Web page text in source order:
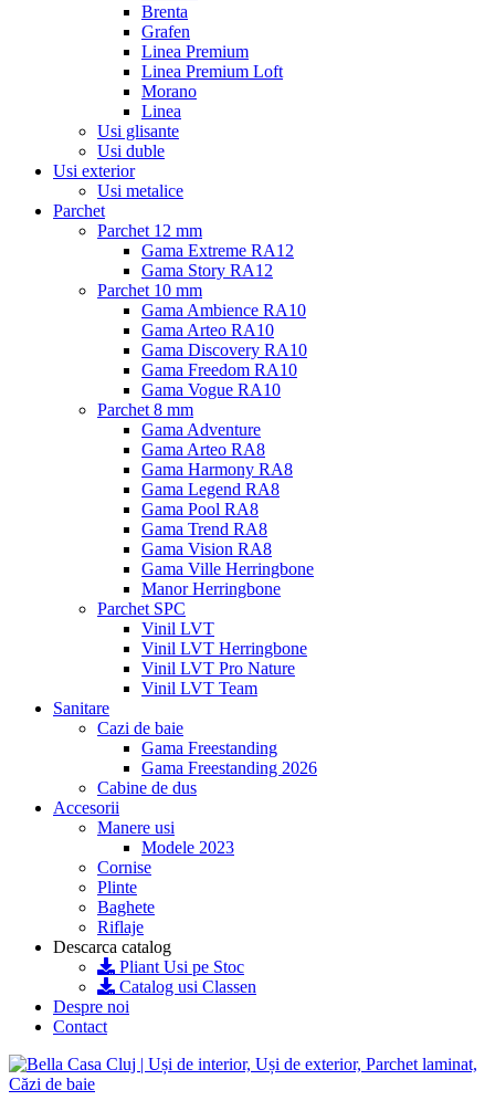
Brenta
Grafen
Linea Premium
Linea Premium Loft
Morano
Linea
Usi glisante
Usi duble
Usi exterior
Usi metalice
Parchet
Parchet 12 mm
Gama Extreme RA12
Gama Story RA12
Parchet 10 mm
Gama Ambience RA10
Gama Arteo RA10
Gama Discovery RA10
Gama Freedom RA10
Gama Vogue RA10
Parchet 8 mm
Gama Adventure
Gama Arteo RA8
Gama Harmony RA8
Gama Legend RA8
Gama Pool RA8
Gama Trend RA8
Gama Vision RA8
Gama Ville Herringbone
Manor Herringbone
Parchet SPC
Vinil LVT
Vinil LVT Herringbone
Vinil LVT Pro Nature
Vinil LVT Team
Sanitare
Cazi de baie
Gama Freestanding
Gama Freestanding 2026
Cabine de dus
Accesorii
Manere usi
Modele 2023
Cornise
Plinte
Baghete
Riflaje
Descarca catalog
Pliant Usi pe Stoc
Catalog usi Classen
Despre noi
Contact